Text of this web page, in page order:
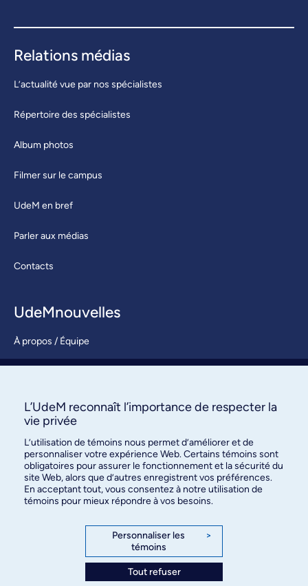
Relations médias
L’actualité vue par nos spécialistes
Répertoire des spécialistes
Album photos
Filmer sur le campus
UdeM en bref
Parler aux médias
Contacts
UdeMnouvelles
À propos / Équipe
S’abonner
des relations publiques
3744, rue Jean-Brillant, bureau 490
Montréal (Québec) H3T 1P1
L’UdeM reconnaît l’importance de respecter la
vie privée
L’utilisation de témoins nous permet d’améliorer et de
personnaliser votre expérience Web. Certains témoins sont
obligatoires pour assurer le fonctionnement et la sécurité du
site Web, alors que d’autres enregistrent vos préférences.
En acceptant tout, vous consentez à notre utilisation de
témoins pour mieux répondre à vos besoins.
Personnaliser les
témoins
>
Tout refuser